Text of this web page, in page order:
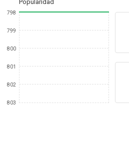
Popularidad
798
799
800
801
802
803